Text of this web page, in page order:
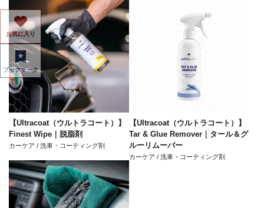
【Ultracoat（ウルトラコート）】
Finest Wipe｜脱脂剤
カーケア / 洗車・コーティング剤
【Ultracoat（ウルトラコート）】
Tar & Glue Remover｜タール＆グ
ルーリムーバー
カーケア / 洗車・コーティング剤
お気に入り
ブックマーク